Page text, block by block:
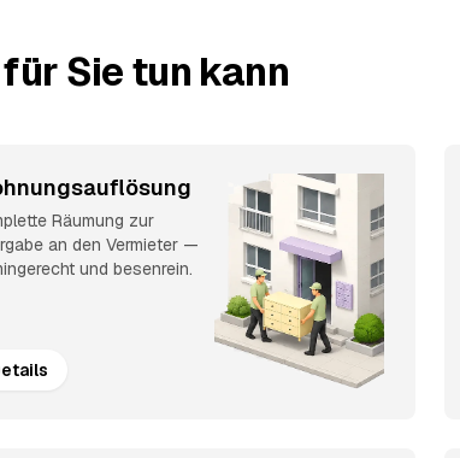
Sie tun kann
Räumung zur
an den Vermieter —
und besenrein.